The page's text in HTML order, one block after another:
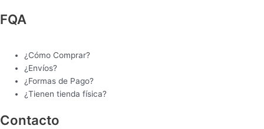
FQA
¿Cómo Comprar?
¿Envíos?
¿Formas de Pago?
¿Tienen tienda física?
Contacto